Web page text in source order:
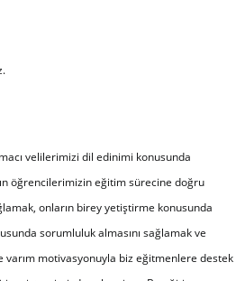
velilerimizi dil edinimi konusunda
öğrencilerimizin eğitim sürecine doğru
onların birey yetiştirme konusunda
sorumluluk almasını sağlamak ve
motivasyonuyla biz eğitmenlere destek